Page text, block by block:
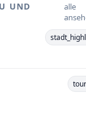
U
alle